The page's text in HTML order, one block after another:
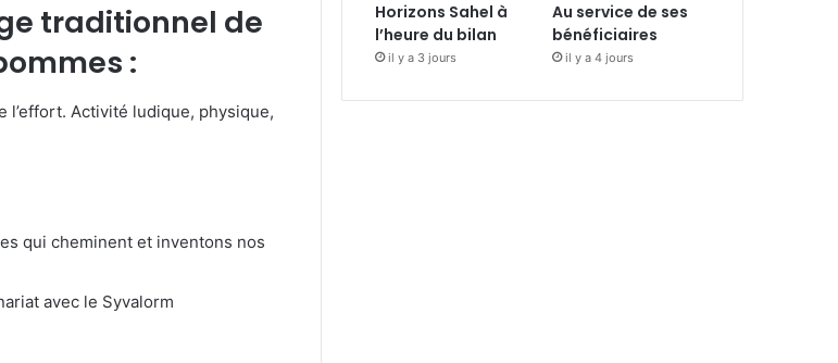
traditionnel de
:
l’effort. Activité ludique, physique,
qui cheminent et inventons nos
avec le Syvalorm
Horizons Sahel à
l’heure du bilan
il y a 3 jours
Au service de ses
bénéficiaires
il y a 4 jours